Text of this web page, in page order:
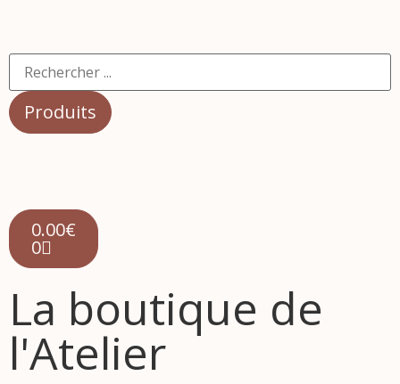
Produits
0.00€
0
La boutique de
l'Atelier